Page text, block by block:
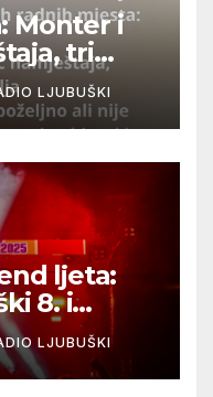
Monter i
tri
LJUBUŠKI
ljeta:
8. i
LJUBUŠKI